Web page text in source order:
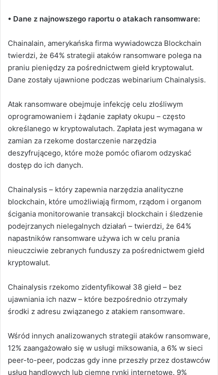
• Dane z najnowszego raportu o atakach ransomware:
Chainalain, amerykańska firma wywiadowcza Blockchain
twierdzi, że 64% strategii ataków ransomware polega na
praniu pieniędzy za pośrednictwem giełd kryptowalut.
Dane zostały ujawnione podczas webinarium Chainalysis.
Atak ransomware obejmuje infekcję celu złośliwym
oprogramowaniem i żądanie zapłaty okupu – często
określanego w kryptowalutach. Zapłata jest wymagana w
zamian za rzekome dostarczenie narzędzia
deszyfrującego, które może pomóc ofiarom odzyskać
dostęp do ich danych.
Chainalysis – który zapewnia narzędzia analityczne
blockchain, które umożliwiają firmom, rządom i organom
ścigania monitorowanie transakcji blockchain i śledzenie
podejrzanych nielegalnych działań – twierdzi, że 64%
napastników ransomware używa ich w celu prania
nieuczciwie zebranych funduszy za pośrednictwem giełd
kryptowalut.
Chainalysis rzekomo zidentyfikował 38 giełd – bez
ujawniania ich nazw – które bezpośrednio otrzymały
środki z adresu związanego z atakiem ransomware.
Wśród innych analizowanych strategii ataków ransomware,
12% zaangażowało się w usługi miksowania, a 6% w sieci
peer-to-peer, podczas gdy inne przeszły przez dostawców
usług handlowych lub ciemne rynki internetowe. 9%